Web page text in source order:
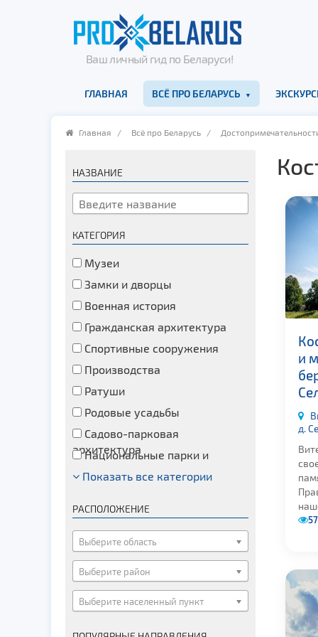
Ваш личный гид по Беларуси!
ГЛАВНАЯ ВСЁ ПРО БЕЛАРУСЬ
Главная / Всё про Беларусь /
НАЗВАНИЕ
КАТЕГОРИЯ
Музеи
Замки и дворцы
Военная история
Гражданская архитектура
Спортивные сооружения
Производства
Ратуши
Родовые усадьбы
Садово-парковая
архитектура
Национальные парки и
заказники
Озера и водоемы
Памятники археологии
Памятники геодезии
Памятники природы
Памятники известным людям
Церкви
Показать все категории
РАСПОЛОЖЕНИЕ
Выберите область
Выберите район
Выберите населенный пункт
и
д.